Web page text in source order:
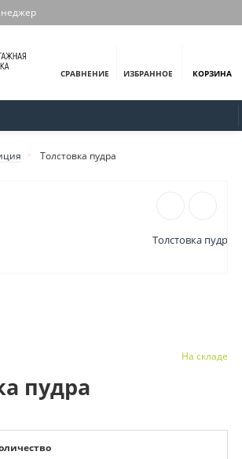
СРАВНЕНИЕ ИЗБРАННОЕ КОРЗИНА
Толстовка пудра
пудра
На складе